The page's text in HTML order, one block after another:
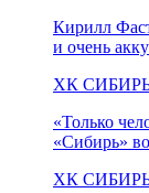
Кирилл
и очень
ХК
«Только
«Сибирь»
ХК